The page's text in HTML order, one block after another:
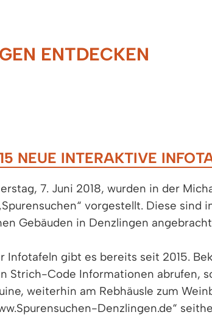
ENTDECKEN
NEUE INTERAKTIVE
7. Juni 2018, wurden in der
vorgestellt. Diese sind
Gebäuden in Denzlingen
Infotafeln gibt es bereits seit 2015.
Strich-Code Informationen abrufen,
weiterhin am Rebhäusle zum
Denzlingen.de“